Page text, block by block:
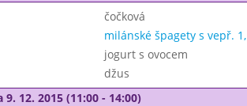
čočková
milánské špagety s vepř. 1,
jogurt s ovocem
džus
9. 12. 2015 (11:00 - 14:00)